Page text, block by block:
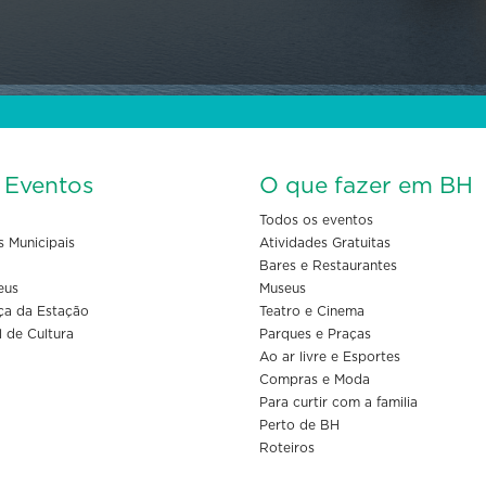
Municipais
da Estação
de Cultura
O que fazer em BH
Todos os eventos
Atividades Gratuitas
Bares e Restaurantes
Museus
Teatro e Cinema
Parques e Praças
Ao ar livre e Esportes
Compras e Moda
Para curtir com a familia
Perto de BH
Roteiros